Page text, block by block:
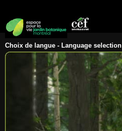
Choix de langue - Language selection